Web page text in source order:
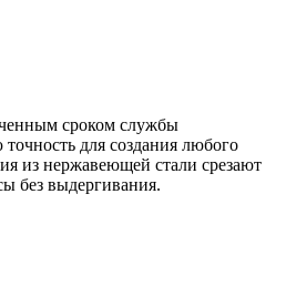
сроком службы
для создания любого
из нержавеющей стали срезают
без выдергивания.